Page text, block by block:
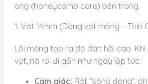
ong (honeycomb core) bên trong.
1. Vợt 14mm (Dòng vợt mỏng – Thin
Lõi mỏng tạo ra độ đàn hồi cao.
vợt, nó rời đi gần như ngay lập tức.
Cảm giác: Rất “sống động”,